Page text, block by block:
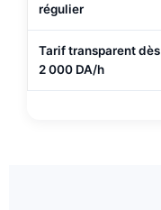
régulier
Tarif transparent dès
2 000 DA/h